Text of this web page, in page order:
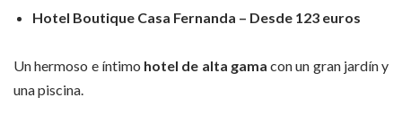
Hotel Boutique Casa Fernanda – Desde 123 euros
Un hermoso e íntimo hotel de alta gama con un gran jardín y
una piscina.